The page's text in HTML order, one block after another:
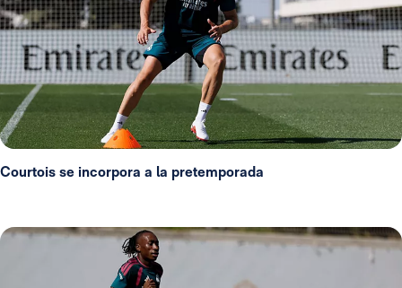
Courtois se incorpora a la pretemporada